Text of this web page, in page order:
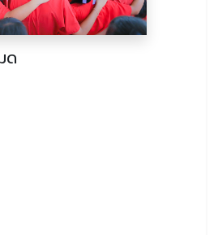
ด